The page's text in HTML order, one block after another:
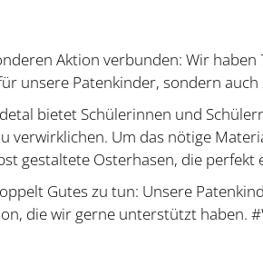
Aktion verbunden: Wir
unsere Patenkinder, sondern
bietet Schülerinnen und
verwirklichen. Um das nötige
gestaltete Osterhasen, die perfekt
Gutes zu tun: Unsere
die wir gerne unterstützt haben.